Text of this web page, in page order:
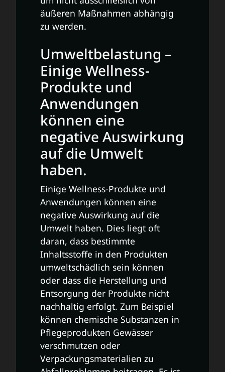
äußeren Maßnahmen abhängig
zu werden.
Umweltbelastung –
Einige Wellness-
Produkte und
Anwendungen
können eine
negative Auswirkung
auf die Umwelt
haben.
Einige Wellness-Produkte und
Anwendungen können eine
negative Auswirkung auf die
Umwelt haben. Dies liegt oft
daran, dass bestimmte
Inhaltsstoffe in den Produkten
umweltschädlich sein können
oder dass die Herstellung und
Entsorgung der Produkte nicht
nachhaltig erfolgt. Zum Beispiel
können chemische Substanzen in
Pflegeprodukten Gewässer
verschmutzen oder
Verpackungsmaterialien zu